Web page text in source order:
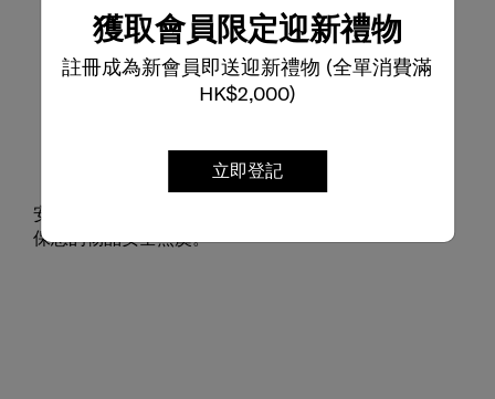
獲取會員限定迎新禮物
註冊成為新會員即送迎新禮物 (全單消費滿
HK$2,000)
立即登記
安全升級
確保您安心無憂的旅行體驗
安全易用的三點式鎖定系統配搭內置 TSA 密碼鎖，確
保您的物品安全無虞。